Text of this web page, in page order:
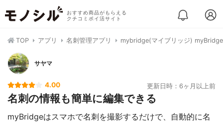
おすすめ商品がもらえる
クチコミポイ活サイト
TOP アプリ 名刺管理アプリ mybridge(マイブリッジ) myBridge
サヤマ
4.00 更新日時：6ヶ月以上前
名刺の情報も簡単に編集できる
myBridgeはスマホで名刺を撮影するだけで、自動的に名